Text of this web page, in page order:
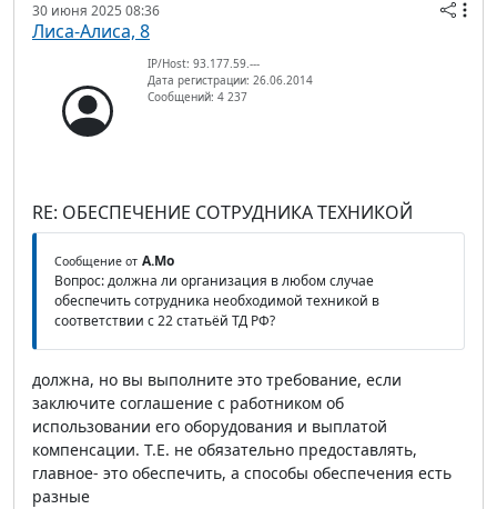
30 июня 2025 08:36
Лиса-Алиса, 8
IP/Host: 93.177.59.---
Дата регистрации: 26.06.2014
Сообщений: 4 237
RE: ОБЕСПЕЧЕНИЕ СОТРУДНИКА ТЕХНИКОЙ
Сообщение от А.Мо
Вопрос: должна ли организация в любом случае
обеспечить сотрудника необходимой техникой в
соответствии с 22 статьёй ТД РФ?
должна, но вы выполните это требование, если
заключите соглашение с работником об
использовании его оборудования и выплатой
компенсации. Т.Е. не обязательно предоставлять,
главное- это обеспечить, а способы обеспечения есть
разные